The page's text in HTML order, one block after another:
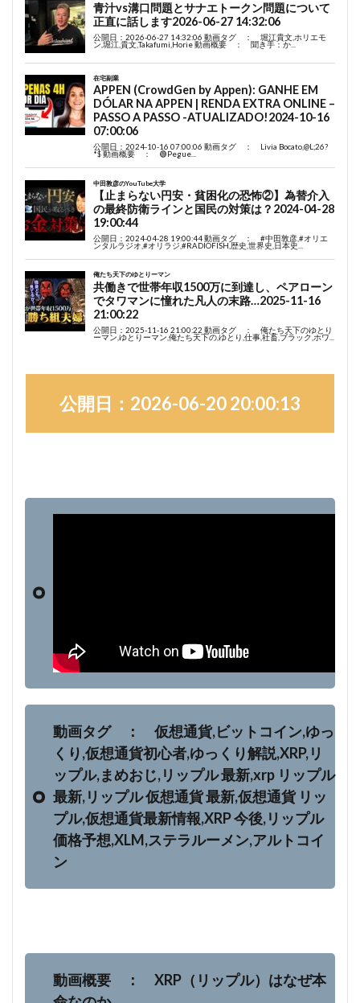
公開日：2026-06-20 20:00:13
動画タグ ： 仮想通貨,ビットコイン,ゆっ
くり,仮想通貨初心者,ゆっくり解説,XRP,リ
ップル,まめおじ,リップル 最新,xrp リップル
最新,リップル 仮想通貨 最新,仮想通貨 リッ
プル,仮想通貨最新情報,XRP 今後,リップル
価格予想,XLM,ステラルーメン,アルトコイ
ン
動画概要 ： XRP（リップル）はなぜ本